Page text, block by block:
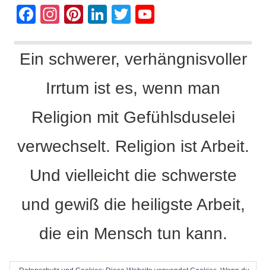
F
c
e
o
o
k
In
a
gr
a
m
Pi
er
e
st
Li
k
e
dI
n
T
tt
er
u
T
u
b
e
C
a
n
n
el
Ein schwerer, verhängnisvoller
Irrtum ist es, wenn man
Religion mit Gefühlsduselei
verwechselt. Religion ist Arbeit.
Und vielleicht die schwerste
und gewiß die heiligste Arbeit,
die ein Mensch tun kann.
Dietrich Bonhoeffer - Barcelona, Berlin, Amerika